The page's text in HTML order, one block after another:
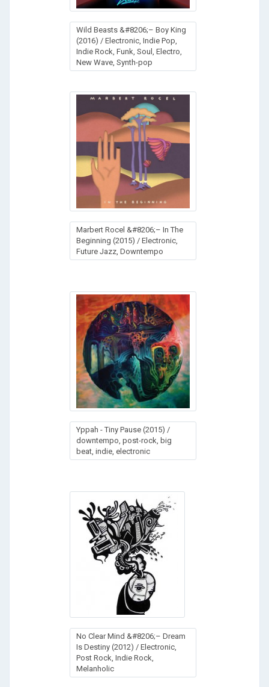
Wild Beasts &#8206;– Boy King
(2016) / Electronic, Indie Pop,
Indie Rock, Funk, Soul, Electro,
New Wave, Synth-pop
Marbert Rocel &#8206;– In The
Beginning (2015) / Electronic,
Future Jazz, Downtempo
Ypрah - Tiny Pаuse (2015) /
downtempo, post-rock, big
beat, indie, electronic
No Clear Mind &#8206;– Dream
Is Destiny (2012) / Electronic,
Post Rock, Indie Rock,
Melanholic